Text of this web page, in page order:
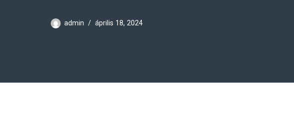
admin április 18, 2024